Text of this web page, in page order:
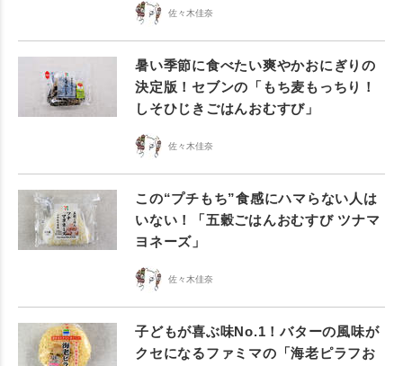
佐々木佳奈
暑い季節に食べたい爽やかおにぎりの
決定版！セブンの「もち麦もっちり！
しそひじきごはんおむすび」
佐々木佳奈
この“プチもち”食感にハマらない人は
いない！「五穀ごはんおむすび ツナマ
ヨネーズ」
佐々木佳奈
子どもが喜ぶ味No.1！バターの風味が
クセになるファミマの「海老ピラフお